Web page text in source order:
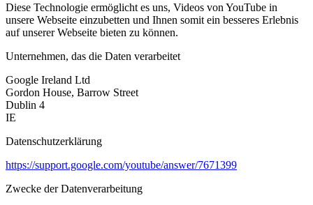
Diese Technologie ermöglicht es uns, Videos von YouTube in
unsere Webseite einzubetten und Ihnen somit ein besseres Erlebnis
auf unserer Webseite bieten zu können.
Unternehmen, das die Daten verarbeitet
Google Ireland Ltd
Gordon House, Barrow Street
Dublin 4
IE
Datenschutzerklärung
https://support.google.com/youtube/answer/7671399
Zwecke der Datenverarbeitung